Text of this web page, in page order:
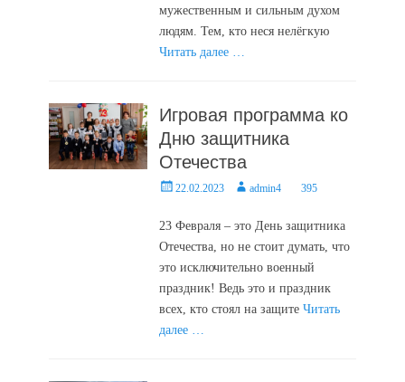
мужественным и сильным духом
людям. Тем, кто неся нелёгкую
Читать далее …
Игровая программа ко
Дню защитника
Отечества
Posted22.02.2023 Authoradmin4 395
23 Февраля – это День защитника
Отечества, но не стоит думать, что
это исключительно военный
праздник! Ведь это и праздник
всех, кто стоял на защитеЧитать
далее …